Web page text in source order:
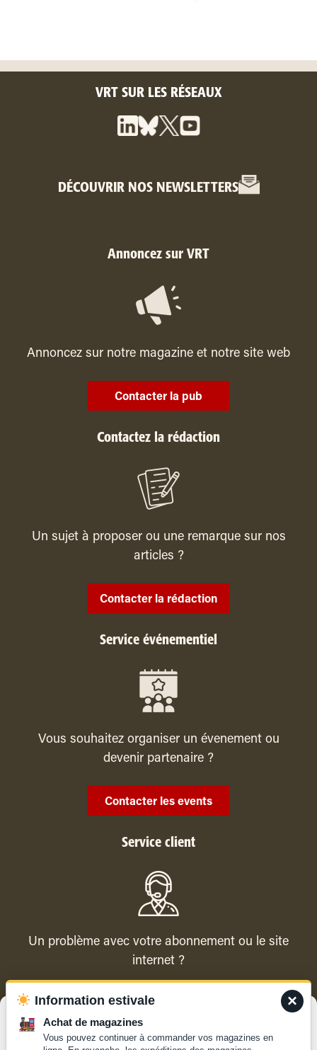
Pour offrir les meilleures expériences, nous utilisons des technologies
VRT SUR LES RÉSEAUX
DÉCOUVRIR NOS NEWSLETTERS
Annoncez sur VRT
Annoncez sur notre magazine et notre site web
Contacter la pub
Contactez la rédaction
Un sujet à proposer ou une remarque sur nos
articles ?
Contacter la rédaction
Service événementiel
Vous souhaitez organiser un évenement ou
devenir partenaire ?
Contacter les events
Service client
Un problème avec votre abonnement ou le site
internet ?
Contacter le service client ×
Information estivale
Achat de magazines
Vous pouvez continuer à commander vos magazines en